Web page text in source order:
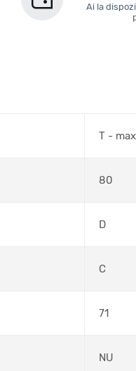
Ai la
T -
80
D
C
71
NU